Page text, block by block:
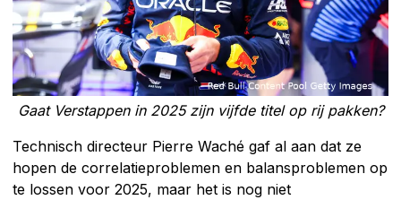
Gaat Verstappen in 2025 zijn vijfde titel op rij pakken?
Technisch directeur Pierre Waché gaf al aan dat ze
hopen de correlatieproblemen en balansproblemen op
te lossen voor 2025, maar het is nog niet